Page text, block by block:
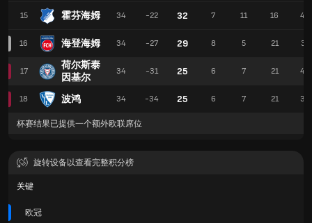
15 霍芬海姆
16 海登海姆
17
荷尔斯泰
因基尔
18 波鸿
34 -22 32 7 11 16 46
34 -27 29 8 5 21 37
34 -31 25 6 7 21 49
34 -34 25 6 7 21 33
杯赛结果已提供一个额外欧联席位
旋转设备以查看完整积分榜
关键
欧冠